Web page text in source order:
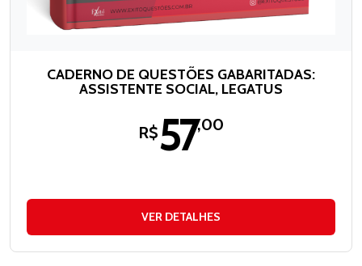
CADERNO DE QUESTÕES GABARITADAS:
ASSISTENTE SOCIAL, LEGATUS
R$57,00
VER DETALHES